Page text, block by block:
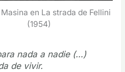
en La strada de Fellini
(1954)
nada a nadie (…)
de vivir.